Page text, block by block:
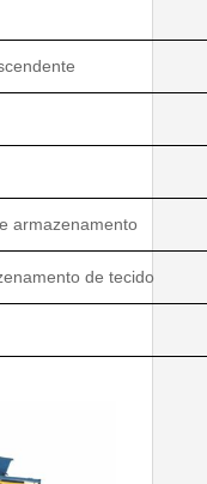
armazenamento
de tecido